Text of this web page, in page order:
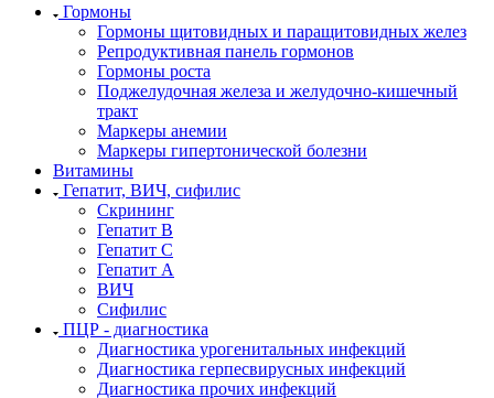
Гормоны
Гормоны щитовидных и паращитовидных желез
Репродуктивная панель гормонов
Гормоны роста
Поджелудочная железа и желудочно-кишечный
тракт
Маркеры анемии
Маркеры гипертонической болезни
Витамины
Гепатит, ВИЧ, сифилис
Скрининг
Гепатит В
Гепатит С
Гепатит А
ВИЧ
Сифилис
ПЦР - диагностика
Диагностика урогенитальных инфекций
Диагностика герпесвирусных инфекций
Диагностика прочих инфекций